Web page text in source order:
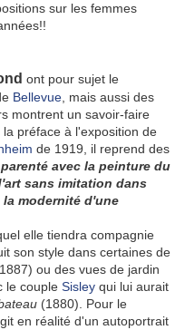
sur les femmes
ont pour sujet le
Bellevue , mais aussi des
montrent un savoir-faire
la préface à l'exposition de
de 1919, il reprend des
avec la peinture du
sans imitation dans
modernité d'une
elle tiendra compagnie
son style dans certaines de
, 1887) ou des vues de jardin
le couple Sisley qui lui aurait
(1880). Pour le
en réalité d'un autoportrait